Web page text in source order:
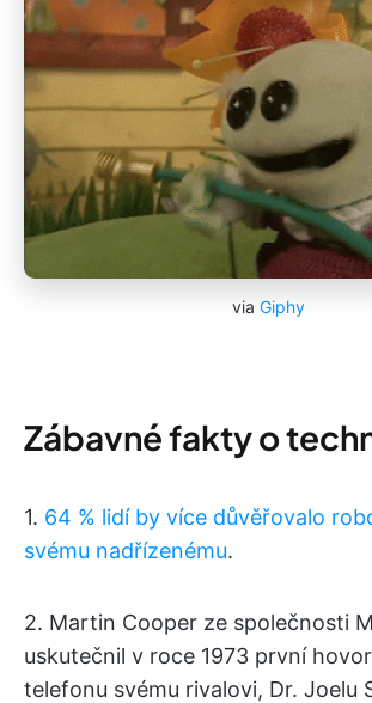
via Giphy
Zábavné fakty o
1. 64 % lidí by více důvěřovalo
svému nadřízenému.
2. Martin Cooper ze společnosti
uskutečnil v roce 1973 první
telefonu svému rivalovi, Dr. Joelu